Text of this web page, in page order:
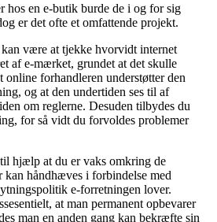
hos en e-butik burde de i og for sig
er det ofte et omfattende projekt.
være at tjekke hvorvidt internet
af e-mærket, grundet at det skulle
forhandleren understøtter den
og at den undertiden ses til af
om reglerne. Desuden tilbydes du
for så vidt du forvoldes problemer
hjælp at du er vaks omkring de
kan håndhæves i forbindelse med
e-forretningen lover.
at man permanent opbevarer
man en anden gang kan bekræfte sin